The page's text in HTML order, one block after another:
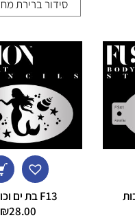
F13 בת ים וכונכיות
₪28.00